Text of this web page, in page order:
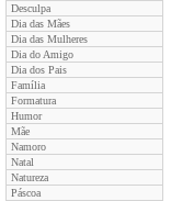
Desculpa
Dia das Mães
Dia das Mulheres
Dia do Amigo
Dia dos Pais
Família
Formatura
Humor
Mãe
Namoro
Natal
Natureza
Páscoa